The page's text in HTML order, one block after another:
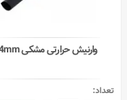
وارنیش حرارتی مشکی 4mm
تعداد: